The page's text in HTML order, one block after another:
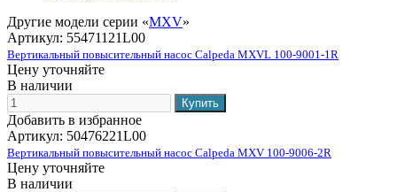
Другие модели серии «MXV»
Артикул: 55471121L00
Вертикальный повысительный насос Calpeda MXVL 100-9001-1R
Цену уточняйте
В наличии
Добавить в избранное
Артикул: 50476221L00
Вертикальный повысительный насос Calpeda MXV 100-9006-2R
Цену уточняйте
В наличии